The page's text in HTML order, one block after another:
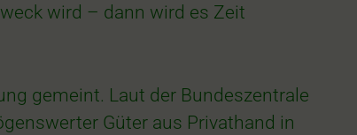
wird – dann wird es Zeit
gemeint. Laut der Bundeszentrale
Güter aus Privathand in